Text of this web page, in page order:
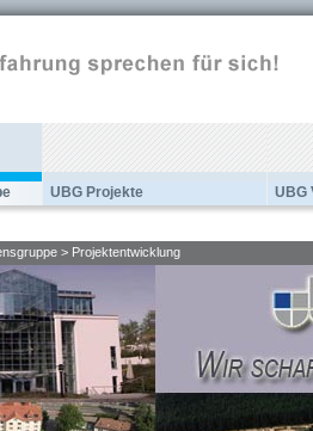
UBG Projekte UBG
> Projektentwicklung